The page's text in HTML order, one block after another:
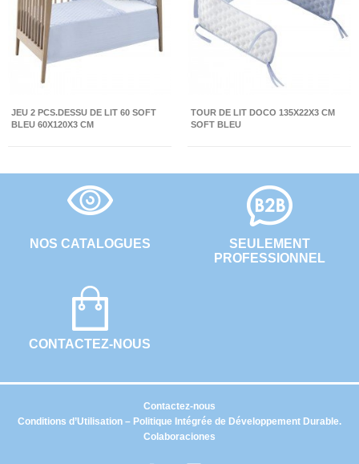
JEU 2 PCS.DESSU DE LIT 60 SOFT
BLEU 60X120X3 CM
TOUR DE LIT DOCO 135X22X3 CM
SOFT BLEU
NOS CATALOGUES
CONTACTEZ-NOUS
SEULEMENT
PROFESSIONNEL
Conditions d’Utilisation – Politique Intégrée de Développement Durable.
Colaboraciones
Contactez-nous